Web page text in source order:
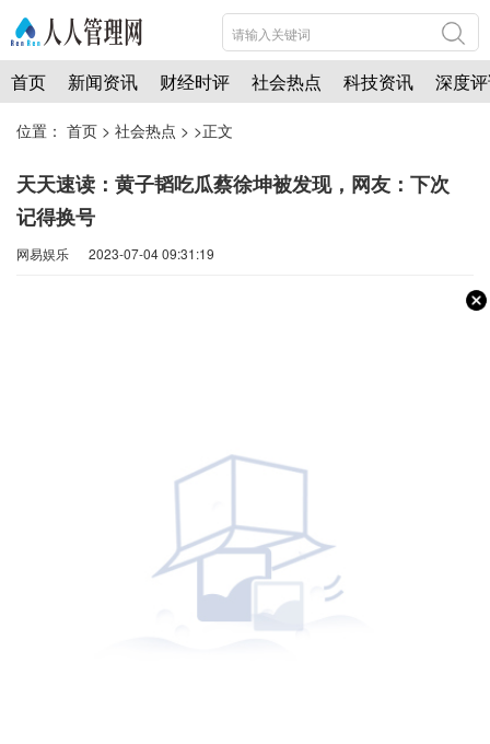
首页 新闻资讯 财经时评 社会热点 科技资讯 深度
位置： 首页 > 社会热点 > >正文
天天速读：黄子韬吃瓜蔡徐坤被发现，网友：下次
记得换号
网易娱乐 2023-07-04 09:31:19